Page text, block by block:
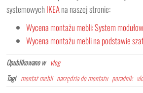
systemowych IKEAna naszej stronie:
Wycena montażu mebli: System
Wycena montażu mebli na podstawie
Opublikowano w vlog
Tagi montaż mebli narzędzia do montażu poradnik